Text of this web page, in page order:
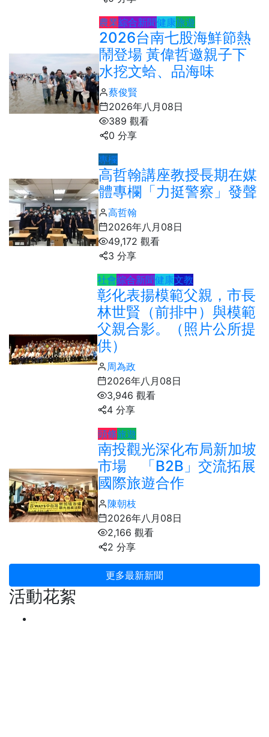
農業綜合新聞健康旅遊
2026台南七股海鮮節熱
鬧登場 黃偉哲邀親子下
水挖文蛤、品海味
蔡俊賢
2026年八月08日
389 觀看
0 分享
專欄
高哲翰講座教授長期在媒
體專欄「力挺警察」發聲
高哲翰
2026年八月08日
49,172 觀看
3 分享
社會綜合新聞健康文教
彰化表揚模範父親，市長
林世賢（前排中）與模範
父親合影。（照片公所提
供）
周為政
2026年八月08日
3,946 觀看
4 分享
頭條旅遊
南投觀光深化布局新加坡
市場 「B2B」交流拓展
國際旅遊合作
陳朝枝
2026年八月08日
2,166 觀看
2 分享
更多最新新聞
活動花絮